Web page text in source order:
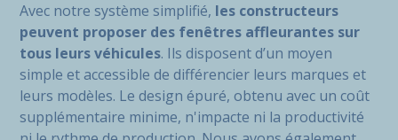
Avec notre système simplifié, les constructeurs
peuvent proposer des fenêtres affleurantes sur
tous leurs véhicules. Ils disposent d’un moyen
simple et accessible de différencier leurs marques et
leurs modèles. Le design épuré, obtenu avec un coût
supplémentaire minime, n'impacte ni la productivité